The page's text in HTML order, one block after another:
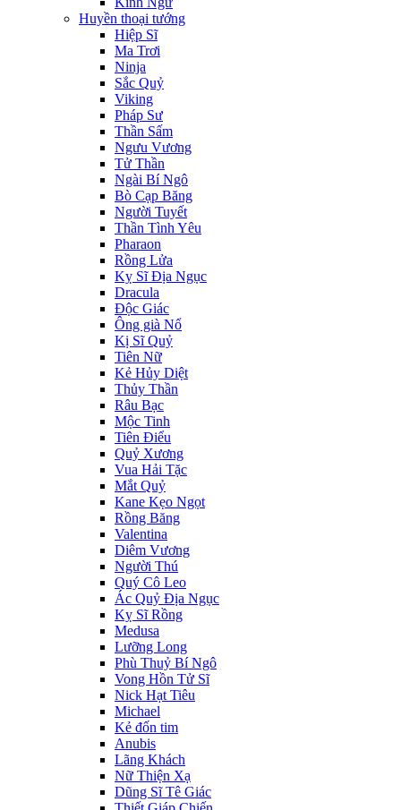
Huyền thoại tướng
Hiệp Sĩ
Ma Trơi
Ninja
Sắc Quỷ
Viking
Pháp Sư
Thần Sấm
Ngưu Vương
Tử Thần
Ngài Bí Ngô
Bò Cạp Băng
Người Tuyết
Thần Tình Yêu
Pharaon
Rồng Lửa
Kỵ Sĩ Địa Ngục
Dracula
Độc Giác
Ông già Nổ
Kị Sĩ Quỷ
Tiên Nữ
Kẻ Hủy Diệt
Thủy Thần
Râu Bạc
Mộc Tinh
Tiên Điểu
Quỷ Xương
Vua Hải Tặc
Mắt Quỷ
Kane Kẹo Ngọt
Rồng Băng
Valentina
Diêm Vương
Người Thú
Quý Cô Leo
Ác Quỷ Địa Ngục
Kỵ Sĩ Rồng
Medusa
Lưỡng Long
Phù Thuỷ Bí Ngô
Vong Hồn Tử Sĩ
Nick Hạt Tiêu
Michael
Kẻ đốn tim
Anubis
Lãng Khách
Nữ Thiện Xạ
Dũng Sĩ Tê Giác